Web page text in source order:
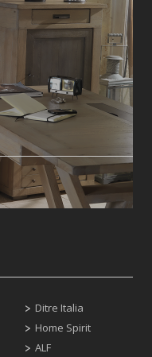
Ditre Italia
Home Spirit
ALF